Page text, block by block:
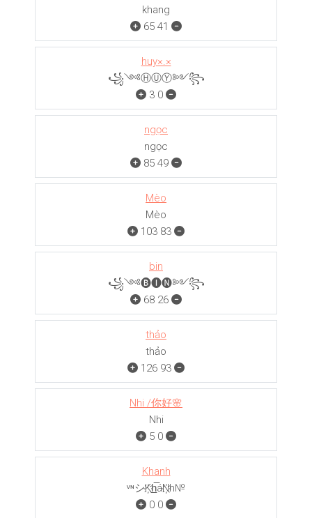
khang
65 41
huy×.×
꧁༺ⒽⓊⓎ༻꧂
3 0
ngọc
ngọc
85 49
Mèo
Mèo
103 83
bin
꧁༺🅑🅘🅝༻꧂
68 26
thảo
thảo
126 93
Nhi /你好🌸
Nhi
5 0
Khanh
ᵛᶰシK҉h̲̅áN҉h№
0 0